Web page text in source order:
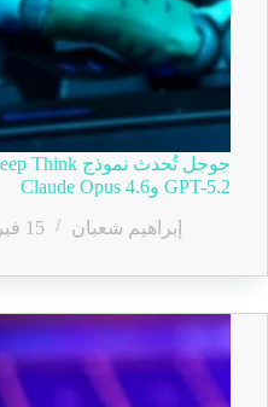
GPT-5.2 وClaude Opus 4.6
إبراهيم شعبان
15 فبراير, 2026